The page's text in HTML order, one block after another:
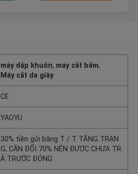
máy dập khuôn, máy cắt bấm,
Máy cắt da giày
CE
YAOYU
30% tiền gửi bằng T / T TĂNG TRẠN
G, CÂN ĐỐI 70% NÊN ĐƯỢC CHƯA TR
Ả TRƯỚC ĐÓNG